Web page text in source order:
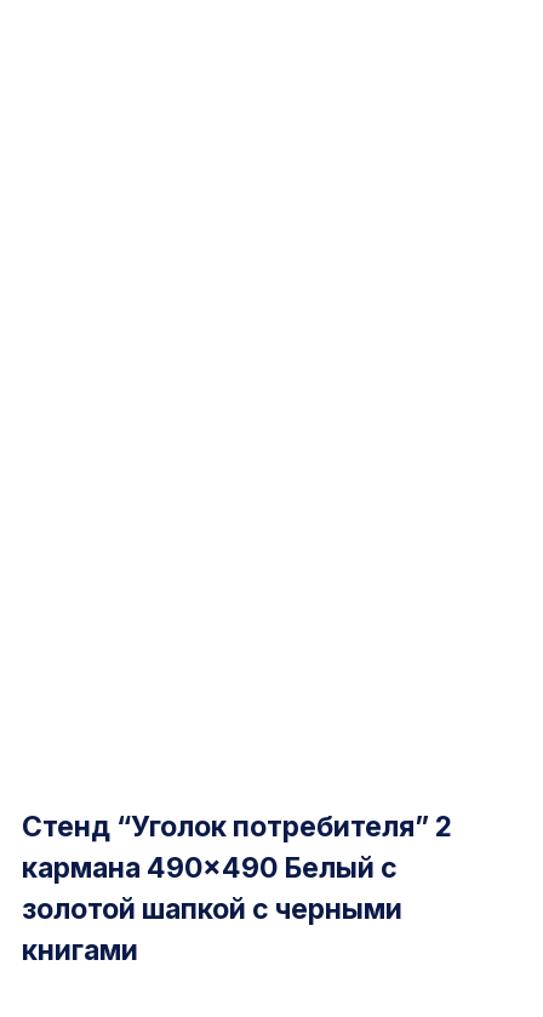
Стенд “Уголок потребителя” 2
кармана 490×490 Белый с
золотой шапкой с черными
книгами